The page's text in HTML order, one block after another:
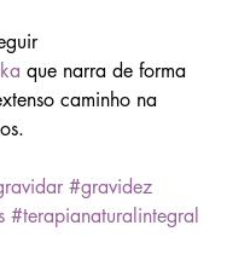
que narra de forma
caminho na
#gravidez
#terapianaturalintegral